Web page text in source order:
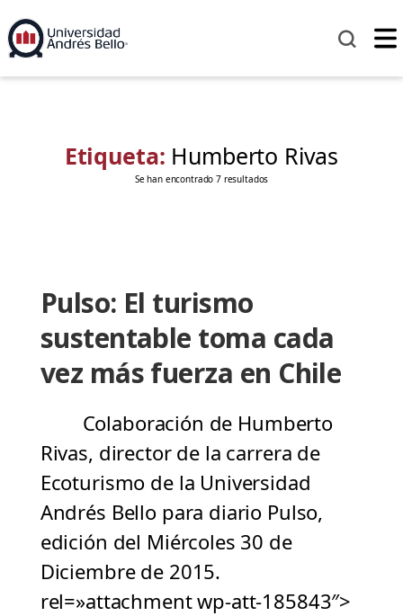
Etiqueta: Humberto Rivas
Se han encontrado 7 resultados
Pulso: El turismo
sustentable toma cada
vez más fuerza en Chile
Colaboración de Humberto
Rivas, director de la carrera de
Ecoturismo de la Universidad
Andrés Bello para diario Pulso,
edición del Miércoles 30 de
Diciembre de 2015.
rel=»attachment wp-att-185843″>